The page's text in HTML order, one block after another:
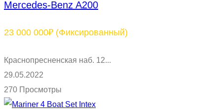
Mercedes-Benz A200
23 000 000₽ (Фиксированный)
Краснопресненская наб. 12...
29.05.2022
270 Просмотры